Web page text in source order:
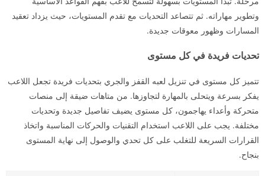
وتطوير مهاراته. ثم تتصاعد التحديات مع تقدم المستويات، حيث يزداد تعقيد
المسارات وظهور معوقات جديدة.
تحديات فريدة في كل مستوى
تتميز كل مستوى في تنزيل لعبه القفز والجري بتحديات فريدة تجعل اللاعب
يفكر بسرعة ويتحلى بالمهارة لتجاوزها. من متاهات ضيقة إلى منصات
متحركة وأعداء يهاجمون، كل مستوى يضيف تفاصيل جديدة وتحديات
مختلفة. يجب على اللاعب استخدام التقنيات والحركات المناسبة واتخاذ
القرارات السريعة للتغلب على كل تحدي والوصول إلى نهاية المستوى
بنجاح.